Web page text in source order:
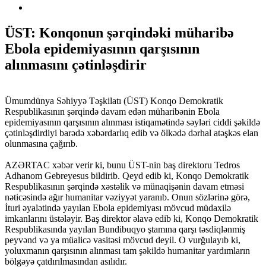
ÜST: Konqonun şərqindəki müharibə
Ebola epidemiyasının qarşısının
alınmasını çətinləşdirir
Ümumdünya Səhiyyə Təşkilatı (ÜST) Konqo Demokratik
Respublikasının şərqində davam edən müharibənin Ebola
epidemiyasının qarşısının alınması istiqamətində səyləri ciddi şəkildə
çətinləşdirdiyi barədə xəbərdarlıq edib və ölkədə dərhal atəşkəs elan
olunmasına çağırıb.
AZƏRTAC xəbər verir ki, bunu ÜST-nin baş direktoru Tedros
Adhanom Gebreyesus bildirib. Qeyd edib ki, Konqo Demokratik
Respublikasının şərqində xəstəlik və münaqişənin davam etməsi
nəticəsində ağır humanitar vəziyyət yaranıb. Onun sözlərinə görə,
İturi əyalətində yayılan Ebola epidemiyası mövcud müdaxilə
imkanlarını üstələyir. Baş direktor əlavə edib ki, Konqo Demokratik
Respublikasında yayılan Bundibuqyo ştamına qarşı təsdiqlənmiş
peyvənd və ya müalicə vasitəsi mövcud deyil. O vurğulayıb ki,
yoluxmanın qarşısının alınması tam şəkildə humanitar yardımların
bölgəyə çatdırılmasından asılıdır.